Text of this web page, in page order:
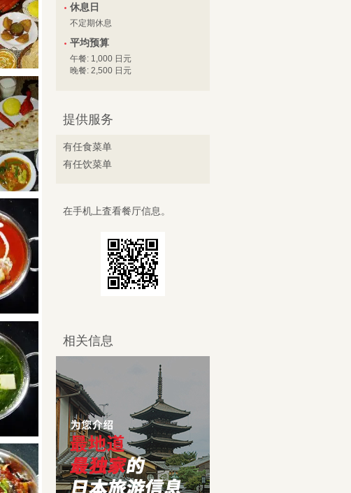
休息日
不定期休息
平均预算
午餐: 1,000 日元
晚餐: 2,500 日元
提供服务
有任食菜单
有任饮菜单
在手机上査看餐厅信息。
相关信息